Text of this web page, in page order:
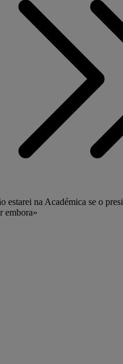
estarei na Académica se o
embora»